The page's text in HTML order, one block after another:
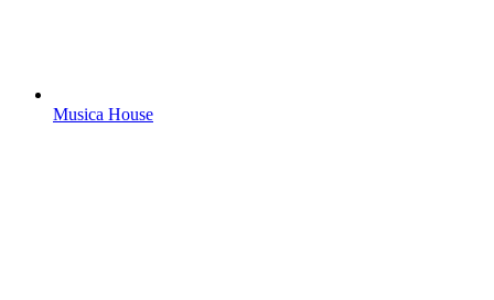
Musica House